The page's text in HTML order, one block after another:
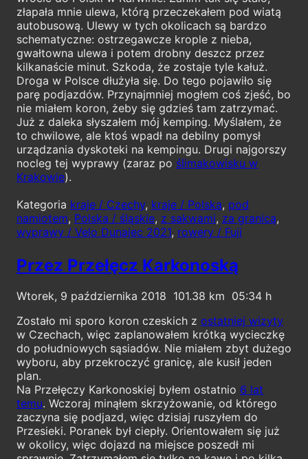
złapała mnie ulewa, którą przeczekałem pod wiatą
autobusową. Ulewy w tych okolicach są bardzo
schematyczne: ostrzegawcze krople z nieba,
gwałtowna ulewa i potem drobny deszcz przez
kilkanaście minut. Szkoda, że zostaje tyle kałuż.
Droga w Polsce dłużyła się. Do tego pojawiło się
parę podjazdów. Przynajmniej mogłem coś zjeść, bo
nie miałem koron, żeby się gdzieś tam zatrzymać.
Już z daleka słyszałem mój kemping. Myślałem, że
to chwilowe, ale ktoś wpadł na debilny pomysł
urządzania dyskoteki na kempingu. Drugi najgorszy
nocleg tej wyprawy (zaraz po ślimakowisku w
Krakowie).
Kategoria kraje / Czechy, kraje / Polska, pod
namiotem, Polska / śląskie, z sakwami, za granicą,
wyprawy / Velo Dunajec 2021, rowery / Fuji
Przez Przełęcz Karkonoską
Wtorek, 9 października 2018 101.38
05:34
Zostało mi sporo koron czeskich z ostatniej wizyty
w Czechach, więc zaplanowałem krótką wycieczkę
do południowych sąsiadów. Nie miałem zbyt dużego
wyboru, aby przekroczyć granicę, ale kusił jeden
plan.
Na Przełęczy Karkonoskiej byłem ostatnio 6 lat
temu. Wczoraj minąłem skrzyżowanie, od którego
zaczyna się podjazd, więc dzisiaj ruszyłem do
Przesieki. Poranek był ciepły. Orientowałem się już
w okolicy, więc dojazd na miejsce poszedł mi